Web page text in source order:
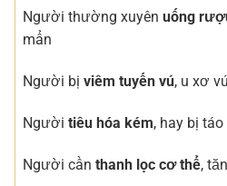
Người thường xuyên uống
mẩn
Người bị viêm tuyến vú, u xơ
Người tiêu hóa kém, hay bị
Người cần thanh lọc cơ thể,